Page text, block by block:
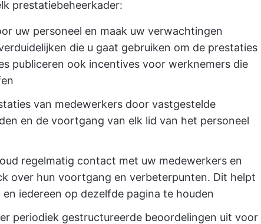
prestatiebeheerkader:
uw personeel en maak uw verwachtingen
die u gaat gebruiken om de prestaties
publiceren ook incentives voor werknemers die
van medewerkers door vastgestelde
en de voortgang van elk lid van het personeel
regelmatig contact met uw medewerkers en
over hun voortgang en verbeterpunten. Dit helpt
iedereen op dezelfde pagina te houden
periodiek gestructureerde beoordelingen uit voor